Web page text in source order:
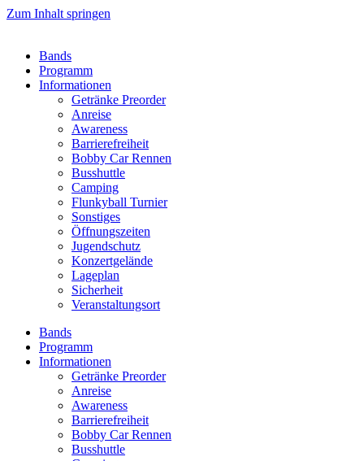
Zum Inhalt springen
Bands
Programm
Informationen
Getränke Preorder
Anreise
Awareness
Barrierefreiheit
Bobby Car Rennen
Busshuttle
Camping
Flunkyball Turnier
Sonstiges
Öffnungszeiten
Jugendschutz
Konzertgelände
Lageplan
Sicherheit
Veranstaltungsort
Bands
Programm
Informationen
Getränke Preorder
Anreise
Awareness
Barrierefreiheit
Bobby Car Rennen
Busshuttle